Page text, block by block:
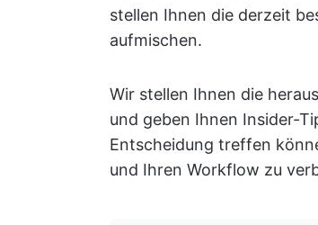
stellen Ihnen die derzeit
aufmischen.
Wir stellen Ihnen die
und geben Ihnen Insider-
Entscheidung treffen
und Ihren Workflow zu